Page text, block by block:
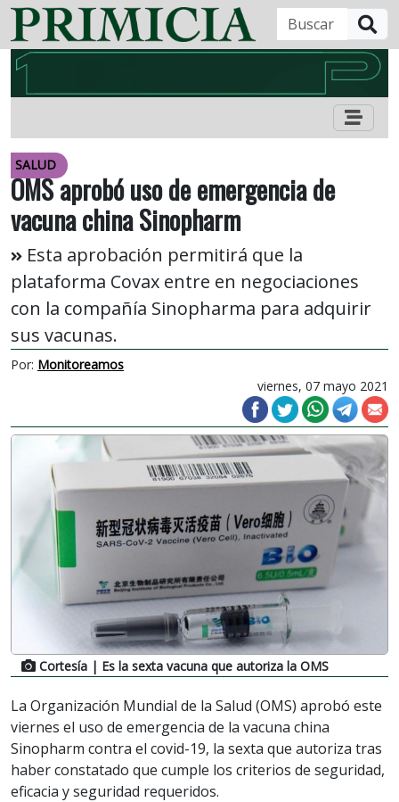
SALUD
OMS aprobó uso de emergencia de
vacuna china Sinopharm
Esta aprobación permitirá que la
plataforma Covax entre en negociaciones
con la compañía Sinopharma para adquirir
sus vacunas.
Por: Monitoreamos
viernes, 07 mayo 2021
Cortesía | Es la sexta vacuna que autoriza la OMS
La Organización Mundial de la Salud (OMS) aprobó este
viernes el uso de emergencia de la vacuna china
Sinopharm contra el covid-19, la sexta que autoriza tras
haber constatado que cumple los criterios de seguridad,
eficacia y seguridad requeridos.